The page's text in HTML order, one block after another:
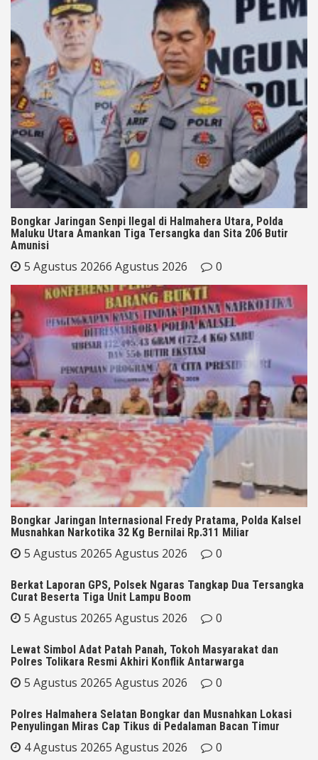
Bongkar Jaringan Senpi Ilegal di Halmahera Utara, Polda
Maluku Utara Amankan Tiga Tersangka dan Sita 206 Butir
Amunisi
5 Agustus 20266 Agustus 2026 0
Bongkar Jaringan Internasional Fredy Pratama, Polda Kalsel
Musnahkan Narkotika 32 Kg Bernilai Rp.311 Miliar
5 Agustus 20265 Agustus 2026 0
Berkat Laporan GPS, Polsek Ngaras Tangkap Dua Tersangka
Curat Beserta Tiga Unit Lampu Boom
5 Agustus 20265 Agustus 2026 0
Lewat Simbol Adat Patah Panah, Tokoh Masyarakat dan
Polres Tolikara Resmi Akhiri Konflik Antarwarga
5 Agustus 20265 Agustus 2026 0
Polres Halmahera Selatan Bongkar dan Musnahkan Lokasi
Penyulingan Miras Cap Tikus di Pedalaman Bacan Timur
4 Agustus 20265 Agustus 2026 0